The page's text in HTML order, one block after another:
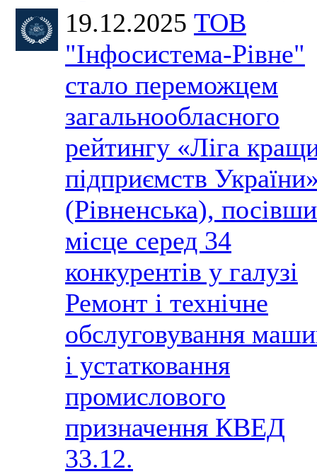
19.12.2025 ТОВ
"Інфосистема-Рівне"
стало переможцем
загальнообласного
рейтингу «Ліга
підприємств
(Рівненська),
місце серед 34
конкурентів у галузі
Ремонт і технічне
обслуговування
і устатковання
промислового
призначення КВЕД
33.12.